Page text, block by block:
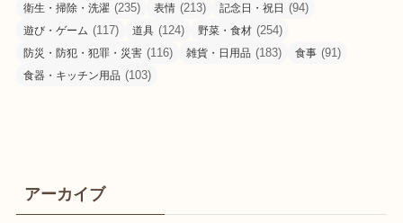
衛生・掃除・洗濯 (235) 表情 (213) 記念日・祝日 (94)
遊び・ゲーム (117) 道具 (124) 野菜・食材 (254)
防災・防犯・犯罪・災害 (116) 雑貨・日用品 (183) 食事 (91)
食器・キッチン用品 (103)
アーカイブ